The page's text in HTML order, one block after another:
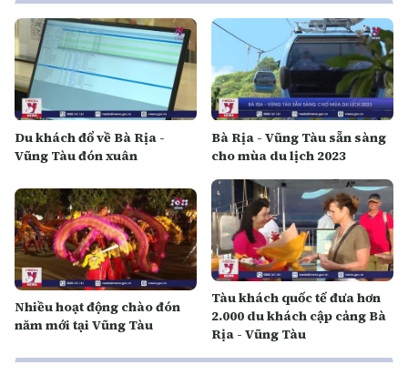
Du khách đổ về Bà Rịa -
Vũng Tàu đón xuân
Bà Rịa - Vũng Tàu sẵn sàng
cho mùa du lịch 2023
Nhiều hoạt động chào đón
năm mới tại Vũng Tàu
Tàu khách quốc tế đưa hơn
2.000 du khách cập cảng Bà
Rịa - Vũng Tàu